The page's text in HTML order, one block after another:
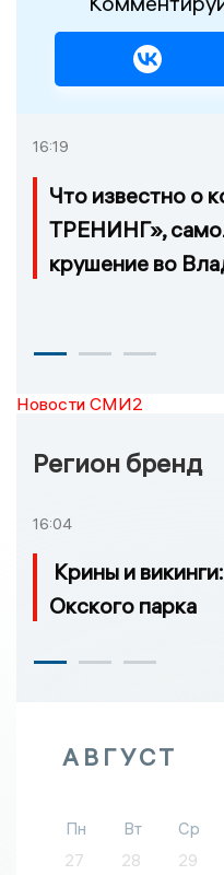
16:19
Что известно о
ТРЕНИНГ»,
крушение во
Новости СМИ2
Регион бренд
16:04
Крины и
Окского парка
АВГУСТ
Пн Вт Ср
27
28 29